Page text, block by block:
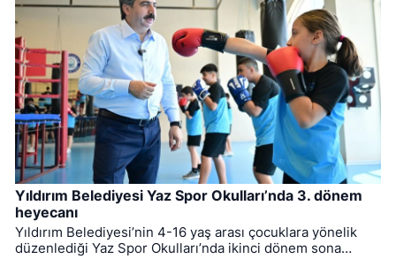
Yıldırım Belediyesi Yaz Spor Okulları’nda 3. dönem
heyecanı
Yıldırım Belediyesi’nin 4-16 yaş arası çocuklara yönelik
düzenlediği Yaz Spor Okulları’nda ikinci dönem sona